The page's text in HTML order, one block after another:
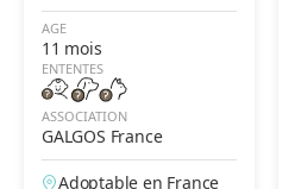
AGE
11 mois
ENTENTES
ASSOCIATION
GALGOS France
Adoptable en France